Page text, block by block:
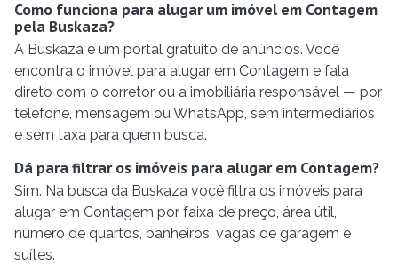
Como funciona para alugar um imóvel em Contagem
pela Buskaza?
A Buskaza é um portal gratuito de anúncios. Você
encontra o imóvel para alugar em Contagem e fala
direto com o corretor ou a imobiliária responsável — por
telefone, mensagem ou WhatsApp, sem intermediários
e sem taxa para quem busca.
Dá para filtrar os imóveis para alugar em Contagem?
Sim. Na busca da Buskaza você filtra os imóveis para
alugar em Contagem por faixa de preço, área útil,
número de quartos, banheiros, vagas de garagem e
suítes.